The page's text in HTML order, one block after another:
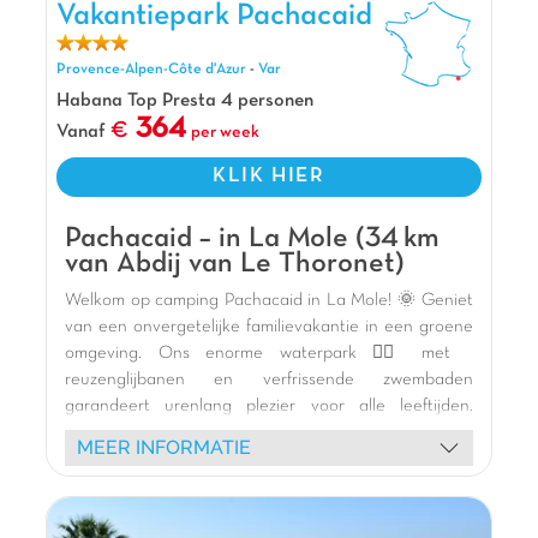
welkom voor een sublieme vakantie!
Pluspunten
Op 7 km van de zandstranden en Fréjus
Op slechts 9km van Saint Raphaël
Op slechts 10min van Roquebrune-sur-Argens
Vakantiepark Pachacaid, Vakantiepark Provence-Alpen-Côte
d'Azur
Vakantiepark Pachacaid
Provence-Alpen-Côte d'Azur - Var
Habana Top Presta 4 personen
Vanaf
364 per week
KLIK HIER
Pachacaid – in La Mole (34 km
van Abdij van Le Thoronet)
Welkom op camping Pachacaid in La Mole! 🌞 Geniet
van een onvergetelijke familievakantie in een groene
omgeving. Ons enorme waterpark 🏊‍♀️ met
reuzenglijbanen en verfrissende zwembaden
garandeert urenlang plezier voor alle leeftijden.
Verblijf in onze comfortabele stacaravans met terras
🏡. Kinderen zullen dol zijn op het Cross Park 🎢, de
volwassenen kunnen ontspannen in de spa 🧖‍♀️ of zich
MEER INFORMATIE